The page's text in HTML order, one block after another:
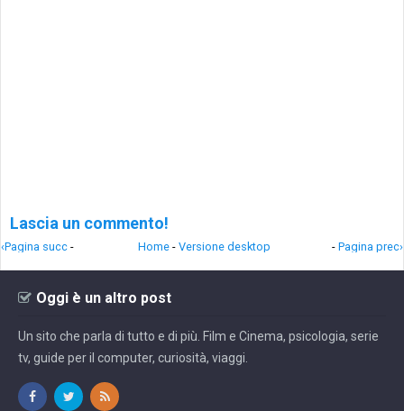
Lascia un commento!
‹Pagina succ - - Pagina prec›
Home - Versione desktop
Oggi è un altro post
Un sito che parla di tutto e di più. Film e Cinema, psicologia, serie
tv, guide per il computer, curiosità, viaggi.